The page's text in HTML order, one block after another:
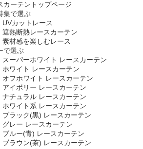
カーテントップページ
集で選ぶ
UVカットレース
遮熱断熱レースカーテン
素材感を楽しむレース
で選ぶ
スーパーホワイト レースカーテン
ホワイト レースカーテン
オフホワイト レースカーテン
アイボリー レースカーテン
ナチュラル レースカーテン
ホワイト系 レースカーテン
ブラック(黒) レースカーテン
グレー レースカーテン
ブルー(青) レースカーテン
ブラウン(茶) レースカーテン